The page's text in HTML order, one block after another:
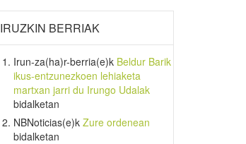
IRUZKIN BERRIAK
Irun-za(ha)r-berria(e)k Beldur Barik
ikus-entzunezkoen lehiaketa
martxan jarri du Irungo Udalak
bidalketan
NBNoticias(e)k Zure ordenean
bidalketan